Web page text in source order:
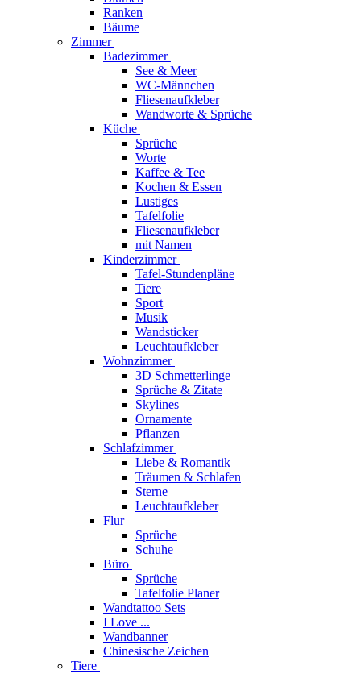
Ranken
Bäume
Zimmer
Badezimmer
See & Meer
WC-Männchen
Fliesenaufkleber
Wandworte & Sprüche
Küche
Sprüche
Worte
Kaffee & Tee
Kochen & Essen
Lustiges
Tafelfolie
Fliesenaufkleber
mit Namen
Kinderzimmer
Tafel-Stundenpläne
Tiere
Sport
Musik
Wandsticker
Leuchtaufkleber
Wohnzimmer
3D Schmetterlinge
Sprüche & Zitate
Skylines
Ornamente
Pflanzen
Schlafzimmer
Liebe & Romantik
Träumen & Schlafen
Sterne
Leuchtaufkleber
Flur
Sprüche
Schuhe
Büro
Sprüche
Tafelfolie Planer
Wandtattoo Sets
I Love ...
Wandbanner
Chinesische Zeichen
Tiere